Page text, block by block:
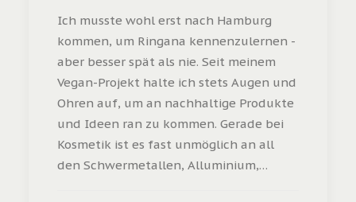
Ich musste wohl erst nach Hamburg
kommen, um Ringana kennenzulernen -
aber besser spät als nie. Seit meinem
Vegan-Projekt halte ich stets Augen und
Ohren auf, um an nachhaltige Produkte
und Ideen ran zu kommen. Gerade bei
Kosmetik ist es fast unmöglich an all
den Schwermetallen, Alluminium,…